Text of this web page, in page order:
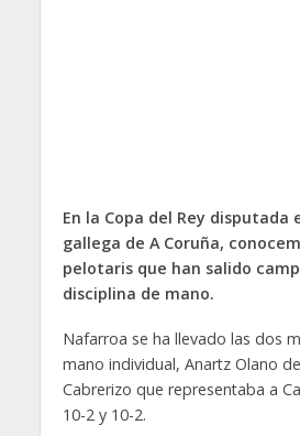
En la Copa del Rey disputada
gallega de A Coruña,
pelotaris que han salido
disciplina de mano.
Nafarroa se ha llevado las dos
mano individual, Anartz Olano
Cabrerizo que representaba a
10-2 y 10-2.